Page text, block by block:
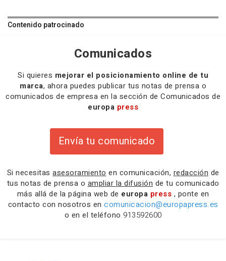
Contenido patrocinado
Comunicados
Si quieres mejorar el posicionamiento online de tu
marca, ahora puedes publicar tus notas de prensa o
comunicados de empresa en la sección de Comunicados de
europa press
Envía tu comunicado
Si necesitas asesoramiento en comunicación, redacción de
tus notas de prensa o ampliar la difusión de tu comunicado
más allá de la página web de europa press , ponte en
contacto con nosotros en comunicacion@europapress.es
o en el teléfono 913592600